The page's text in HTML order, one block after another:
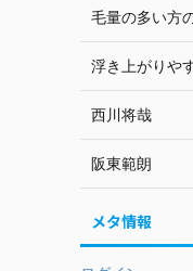
毛量の多い方
浮き上がりや
西川将哉
阪東範朗
メタ情報